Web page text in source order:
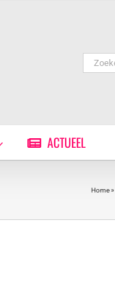
Zoeken
naar:
ACTUEEL
Home»